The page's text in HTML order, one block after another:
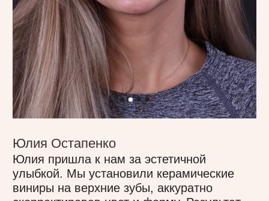
Максим Басалаев
У Максима был верхний зубной мост,
закрепленный на имплантах
и собственных зубах, а также 4 винира.
Мы установили керамические виниры
на все зубы, аккуратно скорректировав
цвет и форму.
Процесс преображения:
// Установка керамических виниров E.max
Наре Петроясн
Цитата отзыва:
«Хочу оставить отзыв о потрясающем
стоматологе и профессионале своего дела —
Наре. Безупречная, качественная и аккуратная
работа. Всем советую!».
смотреть видео-отзыв